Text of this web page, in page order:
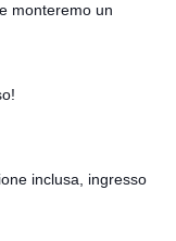
monteremo un
inclusa, ingresso